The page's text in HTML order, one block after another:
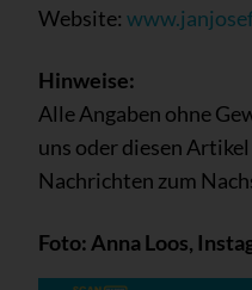
Website:
Hinweise:
Alle Angaben ohne
uns oder diesen
Nachrichten zum
Foto: Anna Loos,